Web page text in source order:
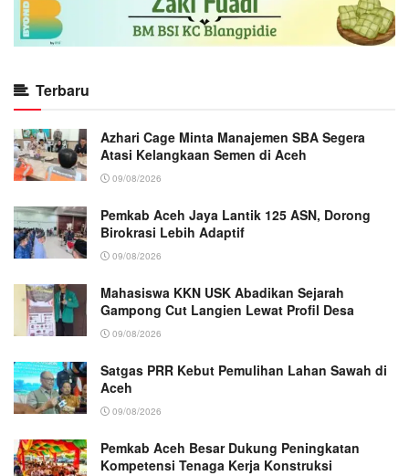
Terbaru
Azhari Cage Minta Manajemen SBA Segera
Atasi Kelangkaan Semen di Aceh
09/08/2026
Pemkab Aceh Jaya Lantik 125 ASN, Dorong
Birokrasi Lebih Adaptif
09/08/2026
Mahasiswa KKN USK Abadikan Sejarah
Gampong Cut Langien Lewat Profil Desa
09/08/2026
Satgas PRR Kebut Pemulihan Lahan Sawah di
Aceh
09/08/2026
Pemkab Aceh Besar Dukung Peningkatan
Kompetensi Tenaga Kerja Konstruksi